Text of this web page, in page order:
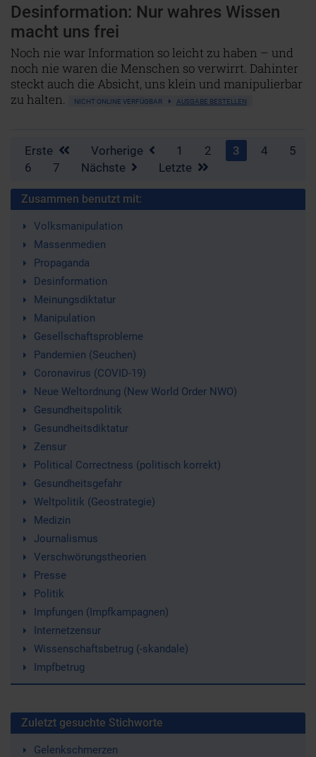
Desinformation: Nur wahres Wissen
macht uns frei
Noch nie war Information so leicht zu haben – und
noch nie waren die Menschen so verwirrt. Dahinter
steckt auch die Absicht, uns klein und manipulierbar
zu halten.
NICHT ONLINE VERFÜGBAR AUSGABE BESTELLEN
Erste Vorherige 1 2 3 4
5
6
7 Nächste Letzte
Zusammen benutzt mit:
Volksmanipulation
Massenmedien
Propaganda
Desinformation
Meinungsdiktatur
Manipulation
Gesellschaftsprobleme
Pandemien (Seuchen)
Coronavirus (COVID-19)
Neue Weltordnung (New World Order NWO)
Gesundheitspolitik
Gesundheitsdiktatur
Zensur
Political Correctness (politisch korrekt)
Gesundheitsgefahr
Weltpolitik (Geostrategie)
Medizin
Journalismus
Verschwörungstheorien
Presse
Politik
Impfungen (Impfkampagnen)
Internetzensur
Wissenschaftsbetrug (-skandale)
Impfbetrug
Zuletzt gesuchte Stichworte
Gelenkschmerzen